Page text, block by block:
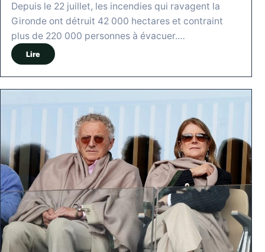
Depuis le 22 juillet, les incendies qui ravagent la
Gironde ont détruit 42 000 hectares et contraint
plus de 220 000 personnes à évacuer.…
Lire